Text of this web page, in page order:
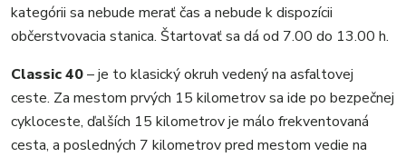
kategórii sa nebude merať čas a nebude k dispozícii
občerstvovacia stanica. Štartovať sa dá od 7.00 do 13.00 h.
Classic 40– je to klasický okruh vedený na asfaltovej
ceste. Za mestom prvých 15 kilometrov sa ide po bezpečnej
cykloceste, ďalších 15 kilometrov je málo frekventovaná
cesta, a posledných 7 kilometrov pred mestom vedie na